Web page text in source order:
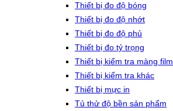
Thiết bị đo độ bóng
Thiết bị đo độ nhớt
Thiết bị đo độ phủ
Thiết bị đo tỷ trọng
Thiết bị kiểm tra màng film
Thiết bị kiểm tra khác
Thiết bị mực in
Tủ thử độ bền sản phẩm